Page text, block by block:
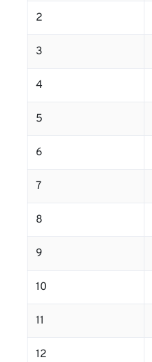
2
3
4
5
6
7
8
9
10
11
12